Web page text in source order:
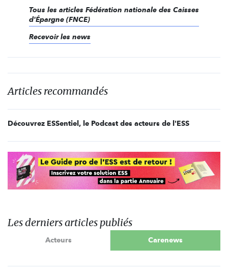
Tous les articles Fédération nationale des Caisses
d'Épargne (FNCE)
Recevoir les news
Articles recommandés
Découvrez ESSentiel, le Podcast des acteurs de l'ESS
Les derniers articles publiés
Acteurs Carenews